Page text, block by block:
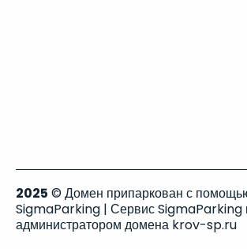
2025 © Домен припаркован с
SigmaParking | Сервис SigmaParking
администратором домена krov-sp.ru